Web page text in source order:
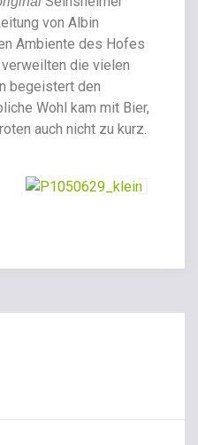
von Albin
Ambiente des Hofes
die vielen
begeistert den
Wohl kam mit Bier,
auch nicht zu kurz.